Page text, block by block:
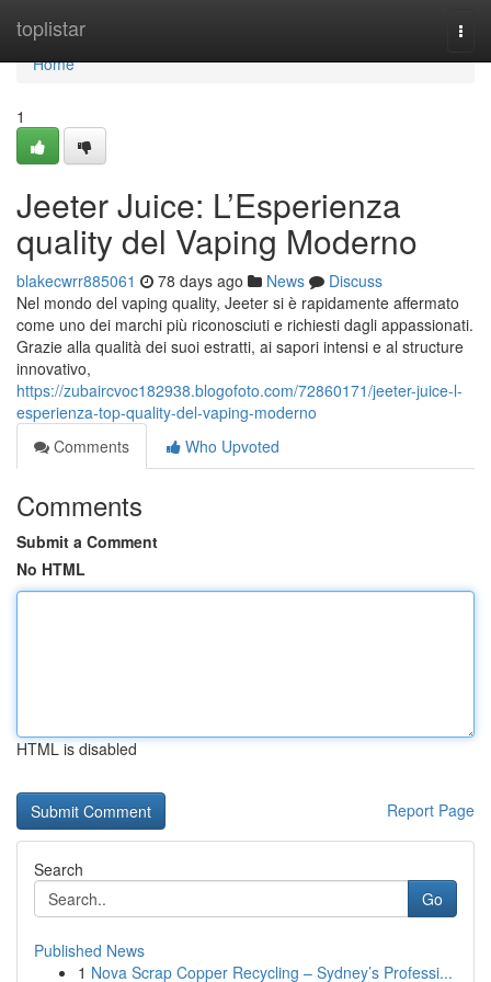
toplistar
Home
Home
1
Jeeter Juice: L’Esperienza
quality del Vaping Moderno
blakecwrr885061 78 days ago News
Discuss
Nel mondo del vaping quality, Jeeter si è rapidamente affermato
come uno dei marchi più riconosciuti e richiesti dagli appassionati.
Grazie alla qualità dei suoi estratti, ai sapori intensi e al structure
innovativo,
https://zubaircvoc182938.blogofoto.com/72860171/jeeter-juice-l-
esperienza-top-quality-del-vaping-moderno
Comments
Who Upvoted
Comments
Submit a Comment
No HTML
HTML is disabled
Report Page
Search
Go
Published News
1 Nova Scrap Copper Recycling – Sydney’s Professi...